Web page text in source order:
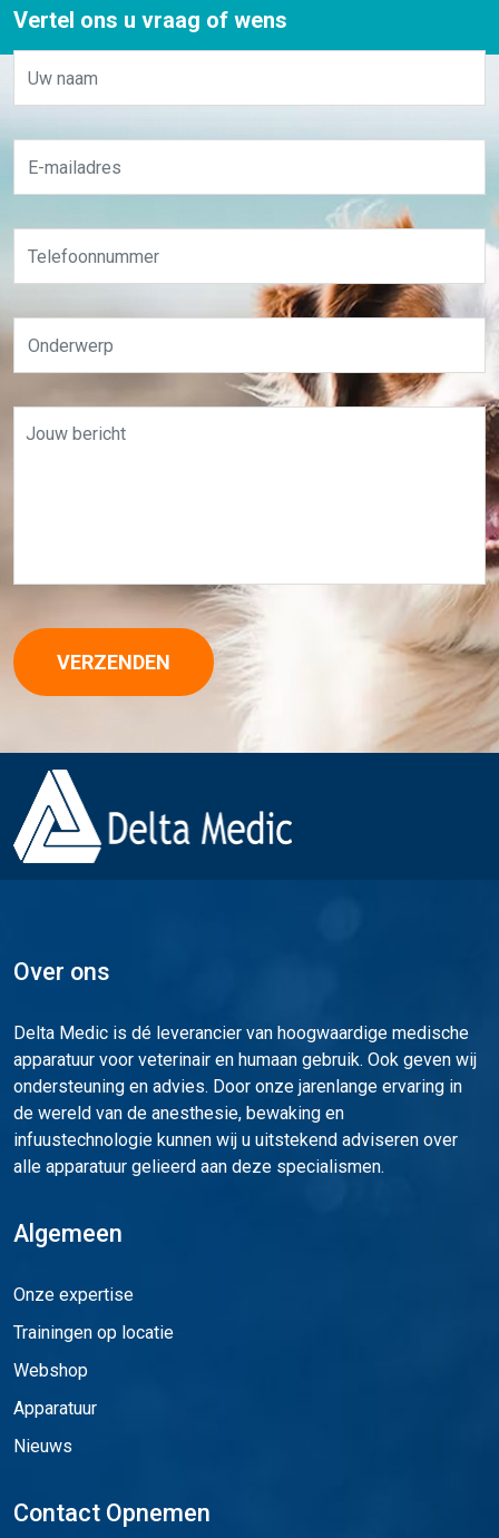
Vertel ons u vraag of wens
VERZENDEN
Over ons
Delta Medic is dé leverancier van hoogwaardige medische
apparatuur voor veterinair en humaan gebruik. Ook geven wij
ondersteuning en advies. Door onze jarenlange ervaring in
de wereld van de anesthesie, bewaking en
infuustechnologie kunnen wij u uitstekend adviseren over
alle apparatuur gelieerd aan deze specialismen.
Algemeen
Onze expertise
Trainingen op locatie
Webshop
Apparatuur
Nieuws
Contact Opnemen